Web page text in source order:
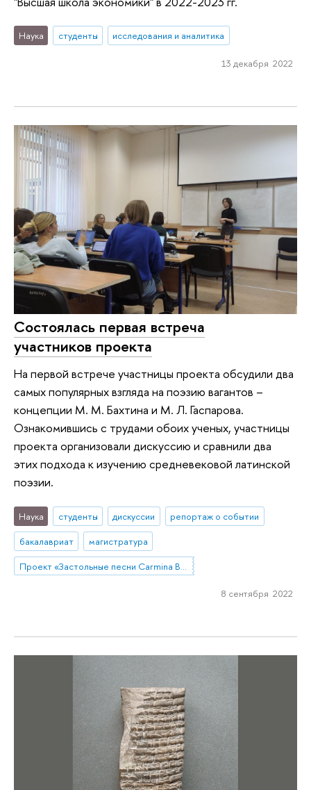
Наука студенты исследования и аналитика
13 декабря 2022
Состоялась первая встреча
участников проекта
На первой встрече участницы проекта обсудили два
самых популярных взгляда на поэзию вагантов –
концепции М. М. Бахтина и М. Л. Гаспарова.
Ознакомившись с трудами обоих ученых, участницы
проекта организовали дискуссию и сравнили два
этих подхода к изучению средневековой латинской
поэзии.
Наука студенты дискуссии
репортаж о событии
бакалавриат
магистратура
8 сентября 2022